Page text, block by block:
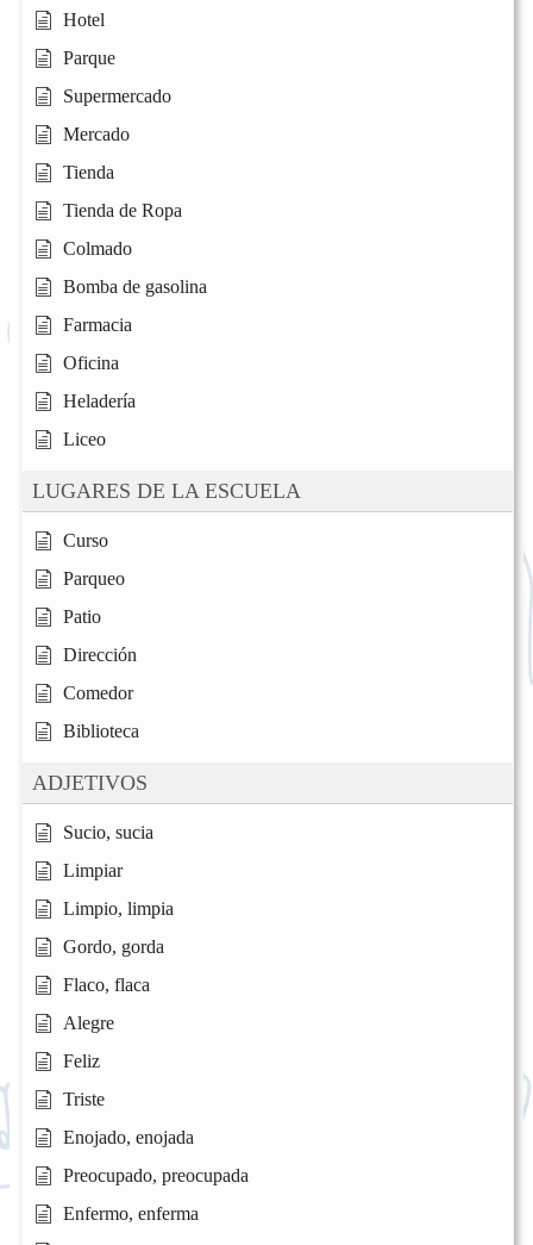
Hotel
Parque
Supermercado
Mercado
Tienda
Tienda de Ropa
Colmado
Bomba de gasolina
Farmacia
Oficina
Heladería
Liceo
LUGARES DE LA ESCUELA
Curso
Parqueo
Patio
Dirección
Comedor
Biblioteca
ADJETIVOS
Sucio, sucia
Limpiar
Limpio, limpia
Gordo, gorda
Flaco, flaca
Alegre
Feliz
Triste
Enojado, enojada
Preocupado, preocupada
Enfermo, enferma